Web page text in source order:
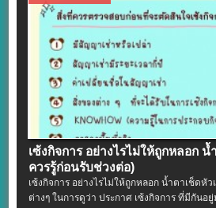
เซ้งกิจการ อย่างไรไม่ให้ถูกหลอก
ควรรู้ก่อนรับช่วงต่อ)
เซ้งกิจการ อย่างไรไม่ให้ถูกหลอก น้ำตาเช็ดหั
ต่างๆ ในการดูว่า ประกาศ เซ้งกิจการ ที่มีกันอ